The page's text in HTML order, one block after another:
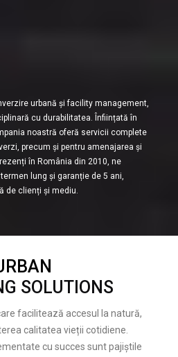
urbană și facility management,
cu durabilitatea. Înființată în
noastră oferă servicii complete
precum și pentru amenajarea și
în România din 2010, ne
lung și garanție de 5 ani,
de clienți și mediu.
SOLUTIONS
facilitează accesul la natură,
calitatea vieții cotidiene.
cu succes sunt pajiștile